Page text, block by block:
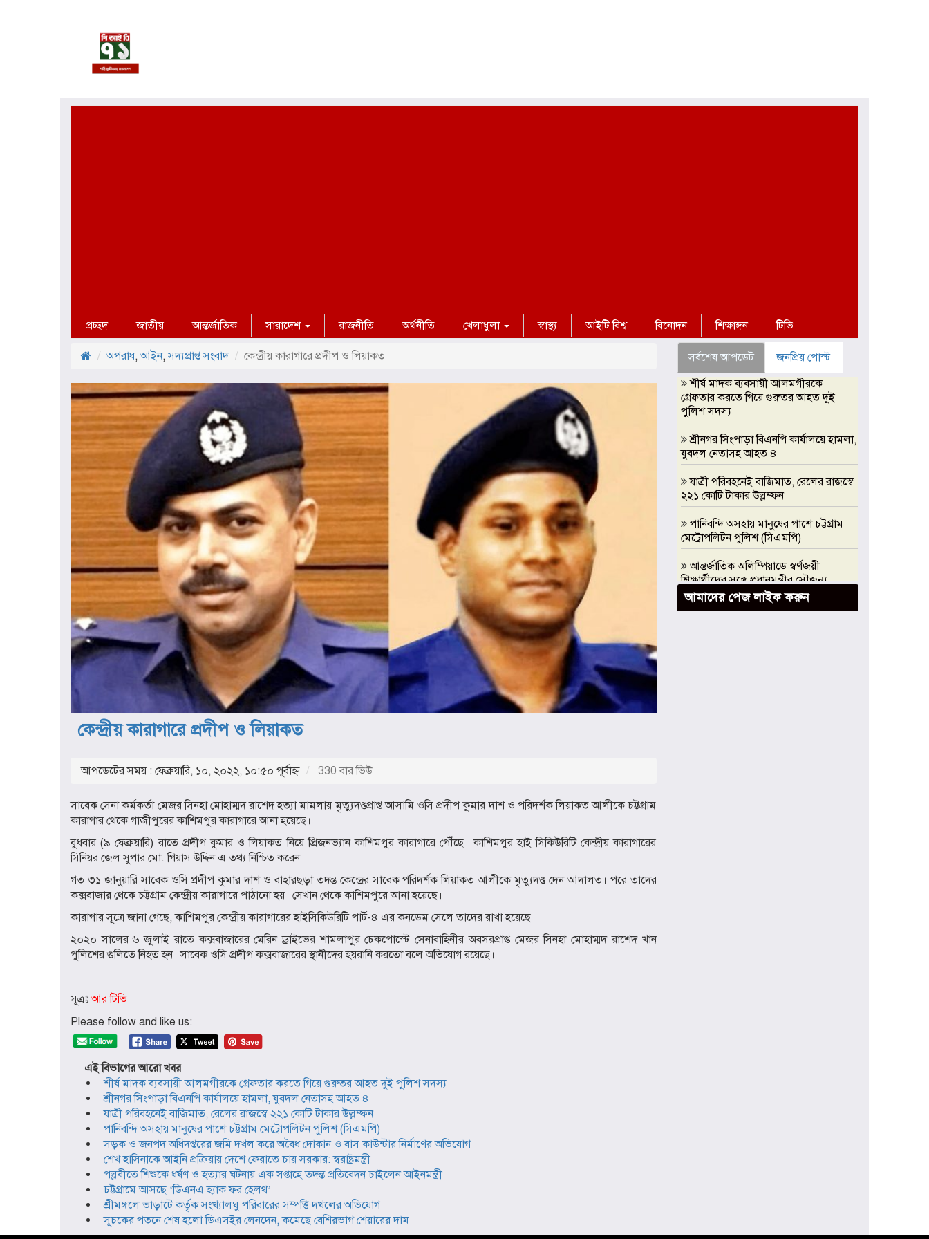
প্রচ্ছদ জাতীয় আন্তর্জাতিক সারাদেশ রাজনীতি অর্থনীতি খেলাধুলা স্বাস্থ্য আইটি বিশ্ব বিনোদন শিক্ষাঙ্গন টিভি
অপরাধ,আইন,সদ্যপ্রাপ্ত সংবাদ কেন্দ্রীয় কারাগারে প্রদীপ ও লিয়াকত
কেন্দ্রীয় কারাগারে প্রদীপ ও লিয়াকত
আপডেটের সময় : ফেব্রুয়ারি, ১০, ২০২২, ১০:৫০ পূর্বাহ্ণ 330 বার ভিউ
সাবেক সেনা কর্মকর্তা মেজর সিনহা মোহাম্মদ রাশেদ হত্যা মামলায় মৃত্যুদণ্ডপ্রাপ্ত আসামি ওসি প্রদীপ কুমার দাশ ও পরিদর্শক লিয়াকত আলীকে চট্টগ্রাম
কারাগার থেকে গাজীপুরের কাশিমপুর কারাগারে আনা হয়েছে।
বুধবার (৯ ফেব্রুয়ারি) রাতে প্রদীপ কুমার ও লিয়াকত নিয়ে প্রিজনভ্যান কাশিমপুর কারাগারে পৌঁছে। কাশিমপুর হাই সিকিউরিটি কেন্দ্রীয় কারাগারের
সিনিয়র জেল সুপার মো. গিয়াস উদ্দিন এ তথ্য নিশ্চিত করেন।
গত ৩১ জানুয়ারি সাবেক ওসি প্রদীপ কুমার দাশ ও বাহারছড়া তদন্ত কেন্দ্রের সাবেক পরিদর্শক লিয়াকত আলীকে মৃত্যুদণ্ড দেন আদালত। পরে তাদের
কক্সবাজার থেকে চট্টগ্রাম কেন্দ্রীয় কারাগারে পাঠানো হয়। সেখান থেকে কাশিমপুরে আনা হয়েছে।
কারাগার সূত্রে জানা গেছে, কাশিমপুর কেন্দ্রীয় কারাগারের হাইসিকিউরিটি পার্ট-৪ এর কনডেম সেলে তাদের রাখা হয়েছে।
২০২০ সালের ৬ জুলাই রাতে কক্সবাজারের মেরিন ড্রাইভের শামলাপুর চেকপোস্টে সেনাবাহিনীর অবসরপ্রাপ্ত মেজর সিনহা মোহাম্মদ রাশেদ খান
পুলিশের গুলিতে নিহত হন। সাবেক ওসি প্রদীপ কক্সবাজারের স্থানীদের হয়রানি করতো বলে অভিযোগ রয়েছে।
সূত্রঃআর টিভি
Please follow and like us:
এই বিভাগের আরো খবর
শীর্ষ মাদক ব্যবসায়ী আলমগীরকে গ্রেফতার করতে গিয়ে গুরুতর আহত দুই পুলিশ সদস্য
শ্রীনগর সিংপাড়া বিএনপি কার্যালয়ে হামলা, যুবদল নেতাসহ আহত ৪
যাত্রী পরিবহনেই বাজিমাত, রেলের রাজস্বে ২২১ কোটি টাকার উল্লম্ফন
পানিবন্দি অসহায় মানুষের পাশে চট্টগ্রাম মেট্রোপলিটন পুলিশ (সিএমপি)
সড়ক ও জনপদ অধিদপ্তরের জমি দখল করে অবৈধ দোকান ও বাস কাউন্টার নির্মাণের অভিযোগ
শেখ হাসিনাকে আইনি প্রক্রিয়ায় দেশে ফেরাতে চায় সরকার: স্বরাষ্ট্রমন্ত্রী
পল্লবীতে শিশুকে ধর্ষণ ও হত্যার ঘটনায় এক সপ্তাহে তদন্ত প্রতিবেদন চাইলেন আইনমন্ত্রী
চট্টগ্রামে আসছে ‘ডিএনএ হ্যাক ফর হেলথ’
শ্রীমঙ্গলে ভাড়াটে কর্তৃক সংখ্যালঘু পরিবারের সম্পত্তি দখলের অভিযোগ
সূচকের পতনে শেষ হলো ডিএসইর লেনদেন, কমেছে বেশিরভাগ শেয়ারের দাম
সর্বশেষ আপডেট
জনপ্রিয় পোস্ট
শীর্ষ মাদক ব্যবসায়ী আলমগীরকে
গ্রেফতার করতে গিয়ে গুরুতর আহত দুই
পুলিশ সদস্য
শ্রীনগর সিংপাড়া বিএনপি কার্যালয়ে হামলা,
যুবদল নেতাসহ আহত ৪
যাত্রী পরিবহনেই বাজিমাত, রেলের রাজস্বে
২২১ কোটি টাকার উল্লম্ফন
পানিবন্দি অসহায় মানুষের পাশে চট্টগ্রাম
মেট্রোপলিটন পুলিশ (সিএমপি)
আন্তর্জাতিক অলিম্পিয়াডে স্বর্ণজয়ী
শিক্ষার্থীদের সঙ্গে প্রধানমন্ত্রীর সৌজন্য
সাক্ষাৎ, এআই অলিম্পিয়াডে সরকারি
সহযোগিতার আশ্বাস
আমাদের পেজ লাইক করুন